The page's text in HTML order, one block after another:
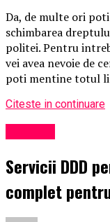
Da, de multe ori
schimbarea
politei. Pentru
vei avea nevoie de
poti mentine totul
Citeste in continuare
Servicii DDD
complet